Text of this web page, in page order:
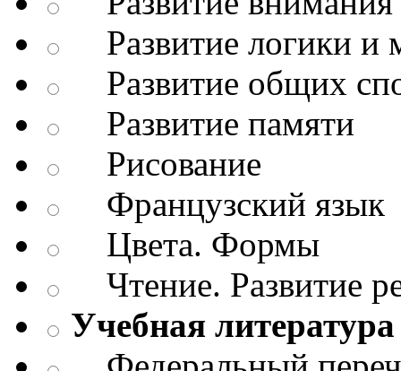
Развитие логики и
Развитие общих
Развитие памяти
Рисование
Французский язык
Цвета. Формы
Чтение. Развитие
Учебная